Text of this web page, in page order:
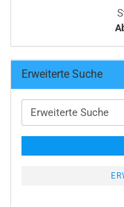
Erweiterte Suche
Erweiterte
Suche